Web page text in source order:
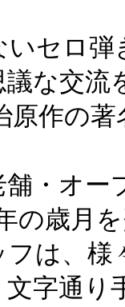
セロ弾
な交
原作の
・オー
の歳月
は、
字通